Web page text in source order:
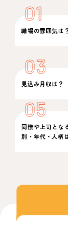
01
職場の雰囲気は
03
見込み月収は？
05
同僚や上司とな
別・年代・人柄